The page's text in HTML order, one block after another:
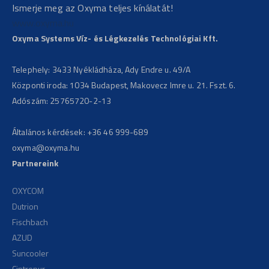
Ismerje meg az Oxyma teljes kínálatát!
Oxyma Systems Víz- és Légkezelés Technológiai Kft.
Telephely: 3433 Nyékládháza, Ady Endre u. 49/A
Központi iroda: 1034 Budapest, Makovecz Imre u. 21. Fszt. 6.
Adószám: 25765720-2-13
Általános kérdések: +36 46 999-689
oxyma@oxyma.hu
Partnereink
OXYCOM
Dutrion
Fischbach
AZUD
Suncooler
wp-settings-*
wp-settings-time-*
sbjs_session